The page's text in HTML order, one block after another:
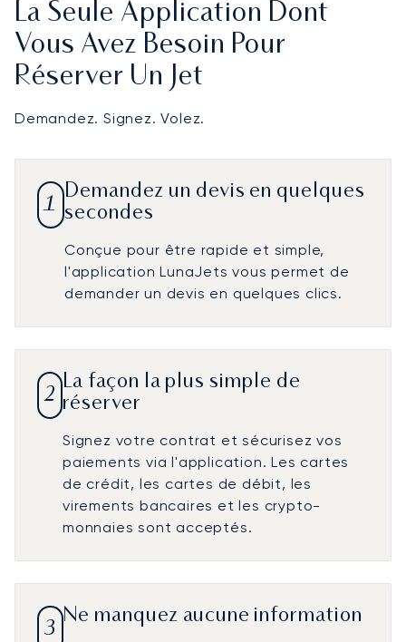
La Seule Application Dont
Vous Avez Besoin Pour
Réserver Un Jet
Demandez. Signez. Volez.
1
Demandez un devis en quelques
secondes
Conçue pour être rapide et simple,
l'application LunaJets vous permet de
demander un devis en quelques clics.
2
La façon la plus simple de
réserver
Signez votre contrat et sécurisez vos
paiements via l'application. Les cartes
de crédit, les cartes de débit, les
virements bancaires et les crypto-
monnaies sont acceptés.
3
Ne manquez aucune information